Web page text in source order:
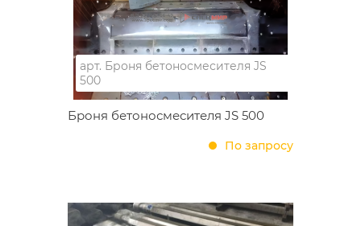
арт. Броня бетоносмесителя JS
500
Броня бетоносмесителя JS 500
По запросу